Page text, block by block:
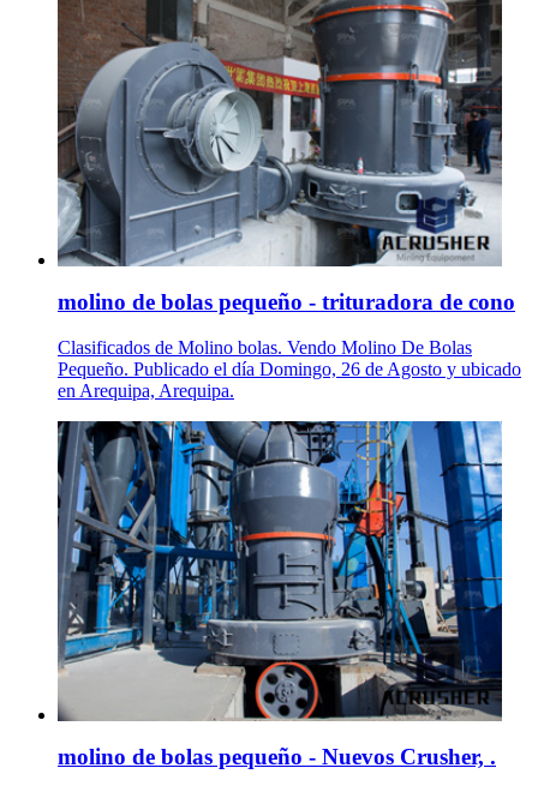
molino de bolas pequeño - trituradora de cono
Clasificados de Molino bolas. Vendo Molino De Bolas
Pequeño. Publicado el día Domingo, 26 de Agosto y ubicado
en Arequipa, Arequipa.
molino de bolas pequeño - Nuevos Crusher, .